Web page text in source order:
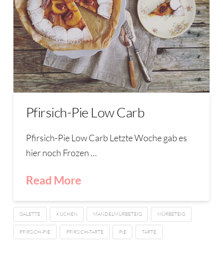
Pfirsich-Pie Low Carb
Pfirsich-Pie Low Carb Letzte Woche gab es
hier noch Frozen …
Read More
GALETTE KUCHEN MANDELMÜRBETEIG MÜRBETEIG
PFIRSICH-PIE PFIRSICH-TARTE PIE TARTE